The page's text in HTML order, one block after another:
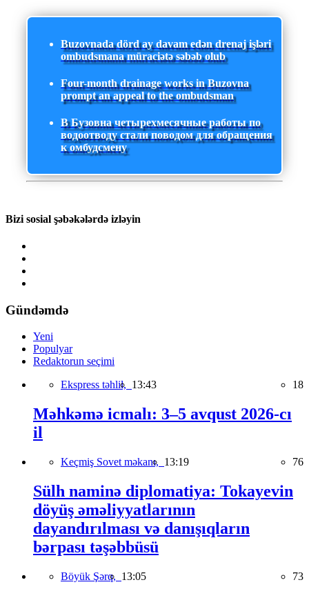
Buzovnada dörd ay davam edən drenaj işləri
ombudsmana müraciətə səbəb olub
Four-month drainage works in Buzovna
prompt an appeal to the ombudsman
В Бузовна четырехмесячные работы по
водоотводу стали поводом для обращения
к омбудсмену
Bizi sosial şəbəkələrdə izləyin
Gündəmdə
Yeni
Populyar
Redaktorun seçimi
Ekspress təhlil, 13:43 18
Məhkəmə icmalı: 3–5 avqust 2026-cı
il
Keçmiş Sovet məkanı, 13:19 76
Sülh naminə diplomatiya: Tokayevin
döyüş əməliyyatlarının
dayandırılması və danışıqların
bərpası təşəbbüsü
Böyük Şərq, 13:05 73